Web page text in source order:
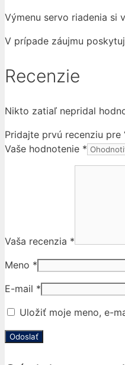
Výmenu servo riadenia si
V prípade záujmu
Recenzie
Nikto zatiaľ nepridal
Pridajte prvú recenziu pre
Vaše hodnotenie *
Vaša recenzia *
Meno *
E-mail *
Uložiť moje meno, e-